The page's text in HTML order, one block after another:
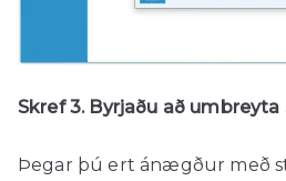
Skref 3. Byrjaðu að
Þegar þú ert ánægður með